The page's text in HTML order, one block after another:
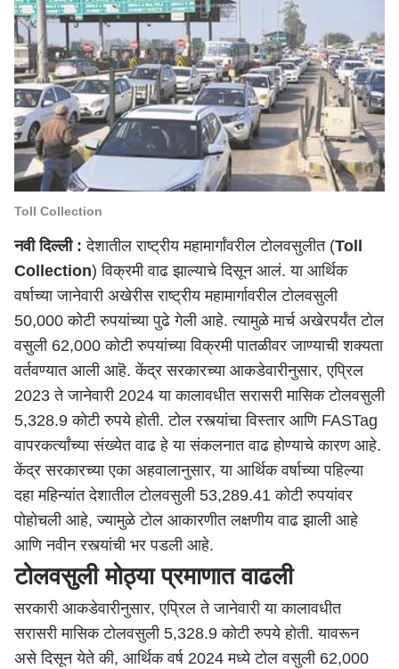
Toll Collection
नवी दिल्ली: देशातील राष्ट्रीय महामार्गांवरील टोलवसुलीत (Toll
Collection) विक्रमी वाढ झाल्याचे दिसून आलं. या आर्थिक
वर्षाच्या जानेवारी अखेरीस राष्ट्रीय महामार्गावरील टोलवसुली
50,000 कोटी रुपयांच्या पुढे गेली आहे. त्यामुळे मार्च अखेरपर्यंत टोल
वसुली 62,000 कोटी रुपयांच्या विक्रमी पातळीवर जाण्याची शक्यता
वर्तवण्यात आली आहॆ. केंद्र सरकारच्या आकडेवारीनुसार, एप्रिल
2023 ते जानेवारी 2024 या कालावधीत सरासरी मासिक टोलवसुली
5,328.9 कोटी रुपये होती. टोल रस्त्यांचा विस्तार आणि FASTag
वापरकर्त्यांच्या संख्येत वाढ हे या संकलनात वाढ होण्याचे कारण आहे.
केंद्र सरकारच्या एका अहवालानुसार, या आर्थिक वर्षाच्या पहिल्या
दहा महिन्यांत देशातील टोलवसुली 53,289.41 कोटी रुपयांवर
पोहोचली आहे, ज्यामुळे टोल आकारणीत लक्षणीय वाढ झाली आहे
आणि नवीन रस्त्यांची भर पडली आहे.
टोलवसुली मोठ्या प्रमाणात वाढली
सरकारी आकडेवारीनुसार, एप्रिल ते जानेवारी या कालावधीत
सरासरी मासिक टोलवसुली 5,328.9 कोटी रुपये होती. यावरून
असे दिसून येते की, आर्थिक वर्ष 2024 मध्ये टोल वसुली 62,000